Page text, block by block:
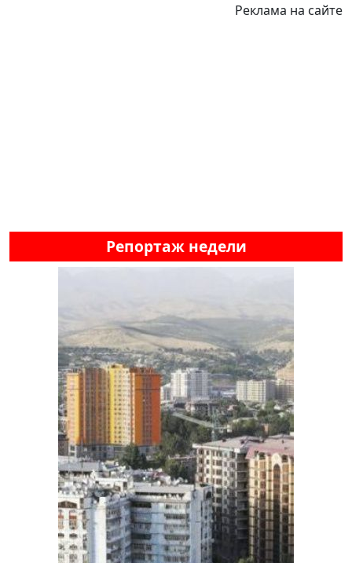
Реклама на сайте
Репортаж недели